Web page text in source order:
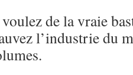
de la vraie
l’industrie du